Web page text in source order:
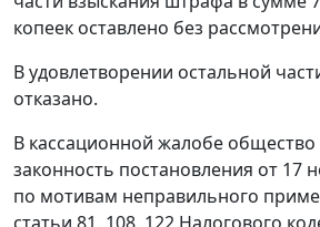
копеек оставлено без
В удовлетворении остальной
отказано.
В кассационной жалобе
законность постановления от 17
по мотивам неправильного